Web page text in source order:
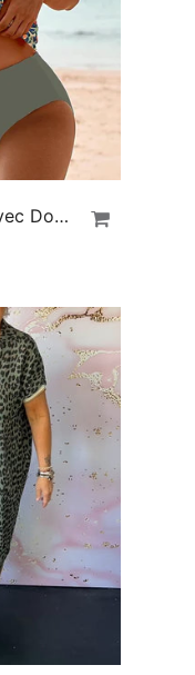
Tankini Imprimée Avec Double Sangle